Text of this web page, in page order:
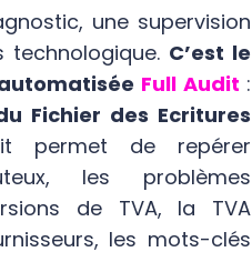
une supervision
technologique. C’est le
Full Audit :
Fichier des Ecritures
permet de repérer
les problèmes
de TVA, la TVA
les mots-clés